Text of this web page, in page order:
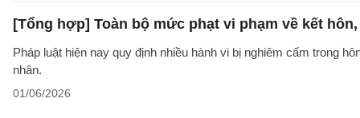
[Tổng hợp] Toàn bộ mức phạt vi phạm về kết
Pháp luật hiện nay quy định nhiều hành vi bị nghiêm cấm trong
nhân.
01/06/2026